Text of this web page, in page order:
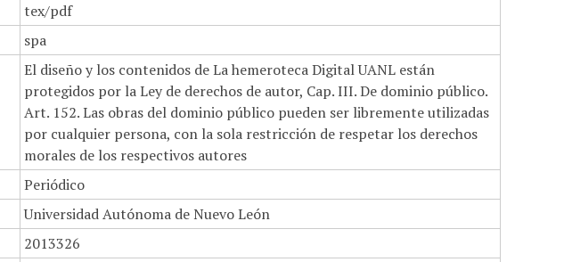
tex/pdf
spa
El diseño y los contenidos de La hemeroteca Digital UANL están
protegidos por la Ley de derechos de autor, Cap. III. De dominio público.
Art. 152. Las obras del dominio público pueden ser libremente utilizadas
por cualquier persona, con la sola restricción de respetar los derechos
morales de los respectivos autores
Periódico
Universidad Autónoma de Nuevo León
2013326